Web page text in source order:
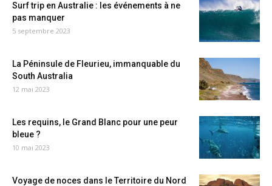
Surf trip en Australie : les événements à ne
pas manquer
5 septembre 2023
La Péninsule de Fleurieu, immanquable du
South Australia
12 mai 2023
Les requins, le Grand Blanc pour une peur
bleue ?
10 mai 2023
Voyage de noces dans le Territoire du Nord